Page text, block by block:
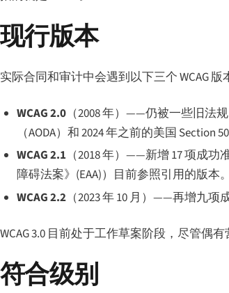
现行版本
实际合同和审计中会遇到以下三个 WCAG 版
WCAG 2.0（2008 年）——仍被一些旧法
（AODA）和 2024 年之前的美国 Section
WCAG 2.1 （2018 年）——新增 17 项成
障碍法案》(EAA)）目前参照引用的版本。
WCAG 2.2（2023 年 10 月）——再增九项
WCAG 3.0 目前处于工作草案阶段，尽管偶有
符合级别